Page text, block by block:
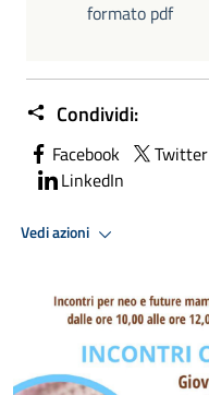
formato pdf
Condividi:
Facebook Twitter
LinkedIn
Vedi azioni